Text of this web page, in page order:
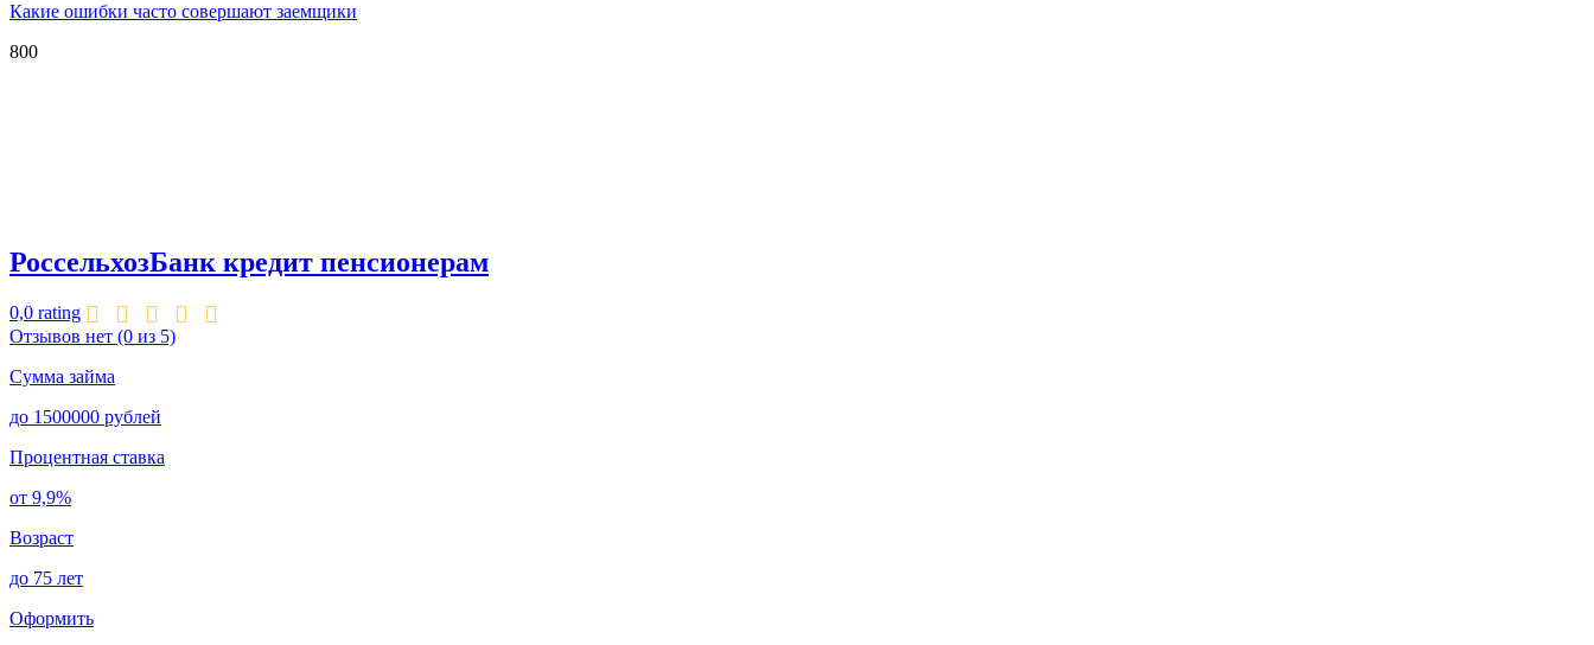
Какие ошибки часто совершают заемщики
800
РоссельхозБанк кредит пенсионерам
0,0 rating
Отзывов нет (0 из 5)
Сумма займа
до 1500000 рублей
Процентная ставка
от 9,9%
Возраст
до 75 лет
Оформить